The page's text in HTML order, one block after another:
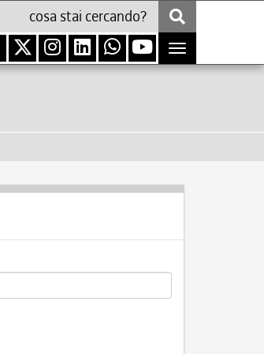
Toggle
navigation